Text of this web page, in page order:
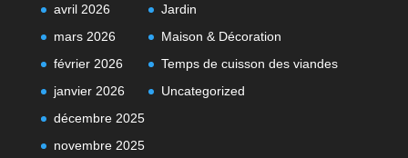
avril 2026
mars 2026
février 2026
janvier 2026
décembre 2025
novembre 2025
Jardin
Maison & Décoration
Temps de cuisson des viandes
Uncategorized